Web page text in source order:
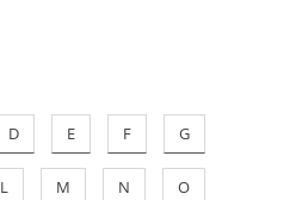
D E F G
L M N O